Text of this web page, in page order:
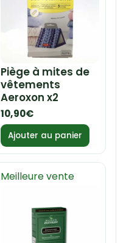
Piège à mites de
vêtements
Aeroxon x2
10,90€
Ajouter au panier
Meilleure vente